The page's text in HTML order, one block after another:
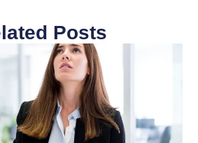
Posts